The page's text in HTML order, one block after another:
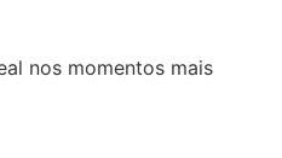
nos momentos mais